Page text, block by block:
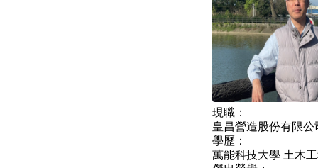
現職：
皇昌營造股份有限公
學歷：
萬能科技大學 土木